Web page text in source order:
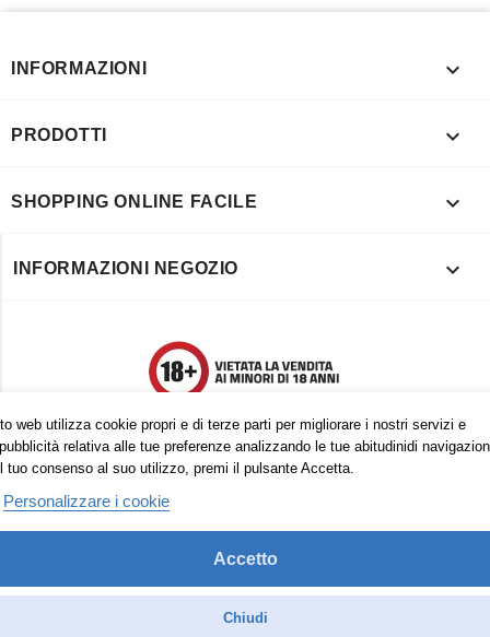
web utilizza cookie propri e di terze parti per migliorare i nostri servizi e
relativa alle tue preferenze analizzando le tue abitudinidi
tuo consenso al suo utilizzo, premi il pulsante Accetta.
Personalizzare i cookie
Accetto
Chiudi
INFORMAZIONI 
PRODOTTI 
SHOPPING ONLINE FACILE 
INFORMAZIONI NEGOZIO 
Trovaci anche su: